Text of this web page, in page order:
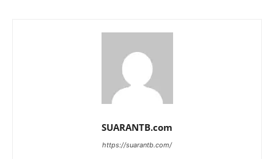
SUARANTB.com
https://suarantb.com/